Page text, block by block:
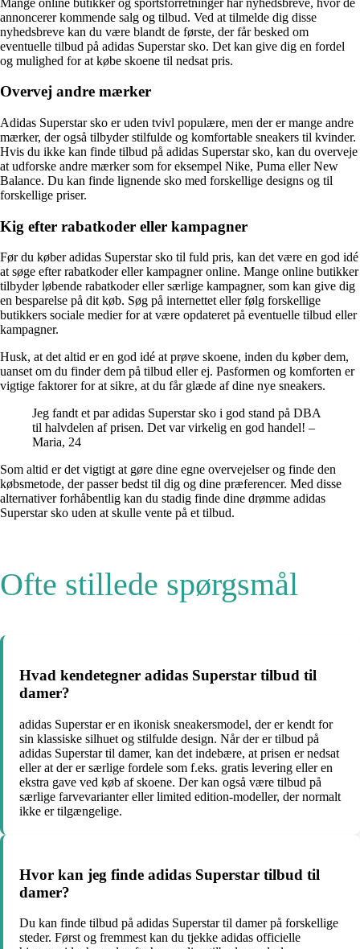
annoncerer kommende salg og tilbud. Ved at tilmelde dig disse
nyhedsbreve kan du være blandt de første, der får besked om
eventuelle tilbud på adidas Superstar sko. Det kan give dig en fordel
og mulighed for at købe skoene til nedsat pris.
Overvej andre mærker
Adidas Superstar sko er uden tvivl populære, men der er mange andre
mærker, der også tilbyder stilfulde og komfortable sneakers til kvinder.
Hvis du ikke kan finde tilbud på adidas Superstar sko, kan du overveje
at udforske andre mærker som for eksempel Nike, Puma eller New
Balance. Du kan finde lignende sko med forskellige designs og til
forskellige priser.
Kig efter rabatkoder eller kampagner
Før du køber adidas Superstar sko til fuld pris, kan det være en god idé
at søge efter rabatkoder eller kampagner online. Mange online butikker
tilbyder løbende rabatkoder eller særlige kampagner, som kan give dig
en besparelse på dit køb. Søg på internettet eller følg forskellige
butikkers sociale medier for at være opdateret på eventuelle tilbud eller
kampagner.
Husk, at det altid er en god idé at prøve skoene, inden du køber dem,
uanset om du finder dem på tilbud eller ej. Pasformen og komforten er
vigtige faktorer for at sikre, at du får glæde af dine nye sneakers.
Jeg fandt et par adidas Superstar sko i god stand på DBA
til halvdelen af prisen. Det var virkelig en god handel! –
Maria, 24
Som altid er det vigtigt at gøre dine egne overvejelser og finde den
købsmetode, der passer bedst til dig og dine præferencer. Med disse
alternativer forhåbentlig kan du stadig finde dine drømme adidas
Superstar sko uden at skulle vente på et tilbud.
Ofte stillede spørgsmål
Hvad kendetegner adidas Superstar tilbud til
damer?
adidas Superstar er en ikonisk sneakersmodel, der er kendt for
sin klassiske silhuet og stilfulde design. Når der er tilbud på
adidas Superstar til damer, kan det indebære, at prisen er nedsat
eller at der er særlige fordele som f.eks. gratis levering eller en
ekstra gave ved køb af skoene. Der kan også være tilbud på
særlige farvevarianter eller limited edition-modeller, der normalt
ikke er tilgængelige.
Hvor kan jeg finde adidas Superstar tilbud til
damer?
Du kan finde tilbud på adidas Superstar til damer på forskellige
steder. Først og fremmest kan du tjekke adidas officielle